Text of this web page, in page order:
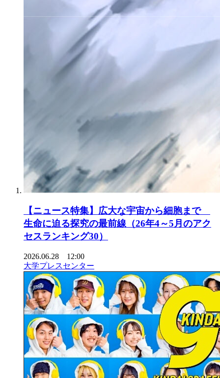
【ニュース特集】広大な宇宙から細胞まで
生命に迫る探究の最前線（26年4～5月のアク
セスランキング30）
2026.06.28 12:00
大学プレスセンター